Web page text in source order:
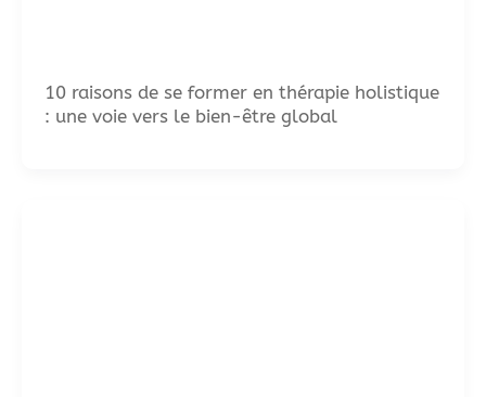
10 raisons de se former en thérapie holistique
: une voie vers le bien-être global